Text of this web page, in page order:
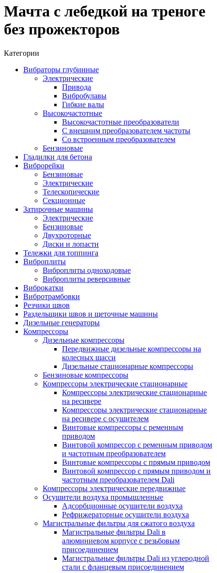
Мачта с лебедкой на треноге
без прожекторов
Категории
Вибраторы глубинные
Электрические
Привода
Вибробулавы
Гибкие валы
Высокочастотные
Высокочастотные преобразователи
С внешним преобразователем частоты
Cо встроенным преобразователем
Бензиновые
Гладилки для бетона
Виброрейки
Бензиновые
Электрические
Телескопические
Секционные
Затирочные машины
Электрические
Бензиновые
Двухроторные
Диски и лопасти
Тележки для топпинга
Виброплиты
Виброплиты одноходовые
Виброплиты реверсивные
Виброкатки
Вибротрамбовки
Резчики швов
Раздельщики швов и щеточные машины
Дизельные генераторы
Компрессоры
Дизельные компрессоры
Передвижные дизельные компрессоры на
колесных шасси
Дизельные стационарные компрессоры
Бензиновые компрессоры
Компрессоры электрические стационарные
Компрессоры электрические стационарные
на ресивере
Компрессоры электрические стационарные
на ресивере с осушителем
Винтовые компрессоры с ременным
приводом
Винтовой компрессор с ременным приводом
и частотным преобразователем
Винтовые компрессоры с прямым приводом
Винтовой компрессор с прямым приводом и
частотным преобразователем Dali
Компрессоры электрические передвижные
Осушители воздуха промышленные
Адсорбционные осушители воздуха
Рефрижераторные осушители воздуха
Магистральные фильтры для сжатого воздуха
Магистральные фильтры Dali в
алюминиевом корпусе с резьбовым
присоединением
Магистральные фильтры Dali из углеродной
стали с фланцевым присоединением